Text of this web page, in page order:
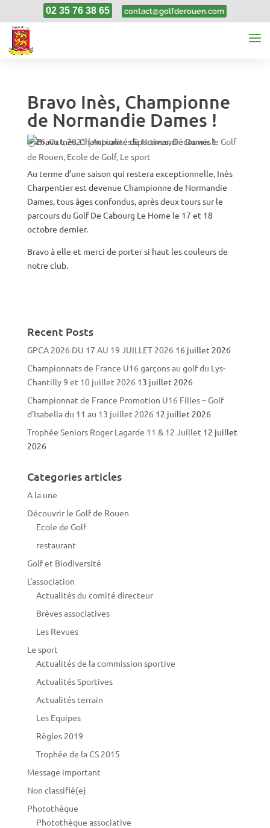
02 35 76 38 65 contact@golfderouen.com
Bravo Inès, Championne
de Normandie Dames !
26, Oct, 2021|Actualités Sportives,Découvrir le Golf
de Rouen, Ecole de Golf, Le sport
Au terme d’une saison qui restera exceptionnelle, Inès
Charpentier est devenue Championne de Normandie
Dames, tous âges confondus, après deux tours sur le
parcours du Golf De Cabourg Le Home le 17 et 18
octobre dernier.
Bravo à elle et merci de porter si haut les couleurs de
notre club.
Recent Posts
GPCA 2026 DU 17 AU 19 JUILLET 2026 16 juillet 2026
Championnats de France U16 garçons au golf du Lys-
Chantilly 9 et 10 juillet 2026 13 juillet 2026
Championnat de France Promotion U16 Filles – Golf
d’Isabella du 11 au 13 juillet 2026 12 juillet 2026
Trophée Seniors Roger Lagarde 11 & 12 Juillet 12 juillet
2026
Categories articles
A la une
Découvrir le Golf de Rouen
Ecole de Golf
restaurant
Golf et Biodiversité
L'association
Actualités du comité directeur
Brèves associatives
Les Revues
Le sport
Actualités de la commission sportive
Actualités Sportives
Actualités terrain
Les Equipes
Règles 2019
Trophée de la CS 2015
Message important
Non classifié(e)
Photothèque
Photothèque associative